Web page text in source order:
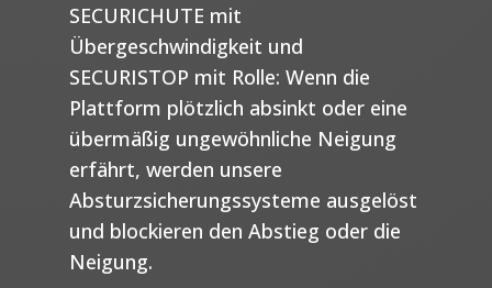
SECURICHUTE mit
Übergeschwindigkeit und
SECURISTOP mit Rolle: Wenn die
Plattform plötzlich absinkt oder eine
übermäßig ungewöhnliche Neigung
erfährt, werden unsere
Absturzsicherungssysteme ausgelöst
und blockieren den Abstieg oder die
Neigung.